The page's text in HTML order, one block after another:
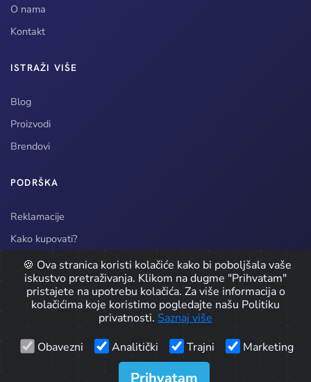
O nama
Kontakt
ISTRAŽI VIŠE
Blog
Proizvodi
Brendovi
PODRŠKA
Reklamacije
Kako kupovati?
Način dostave
© 2026 CarPro doo / Detailing Oprema. Sva prava zadržana.
Icons by Icons8
🍪 Ova stranica koristi kolačiće kako bi poboljšala vaše
iskustvo pretraživanja. Klikom na dugme "Prihvatam"
pristajete na upotrebu kolačića. Za više informacija o
kolačićima koje koristimo pogledajte našu Politiku
privatnosti. Saznaj više
Obavezni
Analitički Trajni Marketing
Prihvatam